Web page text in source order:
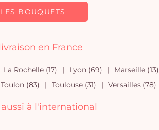
BOUQUETS
en France
La Rochelle (17) Lyon (69) Marseille (13)
Toulon (83) Toulouse (31) Versailles (78)
à l'international